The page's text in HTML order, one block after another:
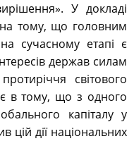
У докладі
на тому, що головним
на сучасному етапі є
держав силам
світового
в тому, що з одного
капіталу у
цій дії національних